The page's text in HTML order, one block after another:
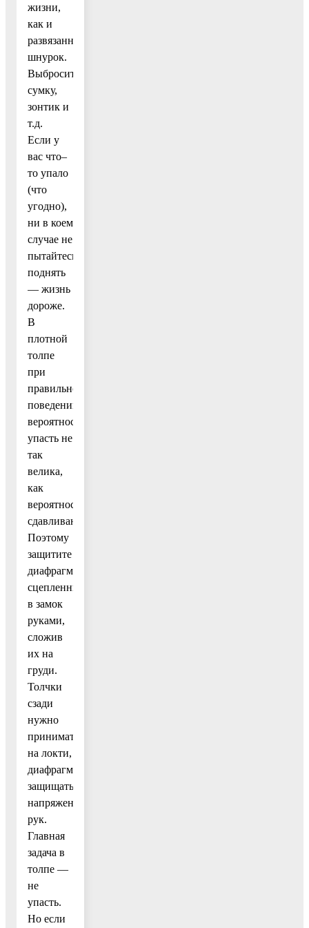
жизни,
как и
развязанный
шнурок.
Выбросите
сумку,
зонтик и
т.д.
Если у
вас что–
то упало
(что
угодно),
ни в коем
случае не
пытайтесь
поднять
— жизнь
дороже.
В
плотной
толпе
при
правильном
поведении
вероятность
упасть не
так
велика,
как
вероятность
сдавливания.
Поэтому
защитите
диафрагму
сцепленными
в замок
руками,
сложив
их на
груди.
Толчки
сзади
нужно
принимать
на локти,
диафрагму
защищать
напряжением
рук.
Главная
задача в
толпе —
не
упасть.
Но если